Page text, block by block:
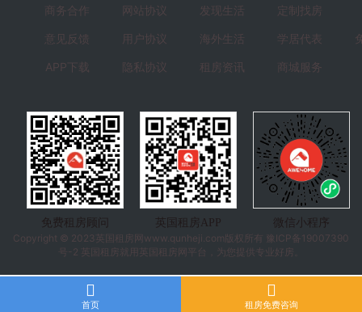
商务合作
意见反馈
APP下载
网站协议
用户协议
隐私协议
发现生活
海外生活
租房资讯
定制找房
学居代表
商城服务
免费租房顾问 英国租房APP
微信小程序
Copyright © 2023 英国租房 网www.qunheji.com版权所有
豫ICP备19007390
号-2 英国租房就用英国租房网平台，为您提供专业好房。
首页 租房免费咨询